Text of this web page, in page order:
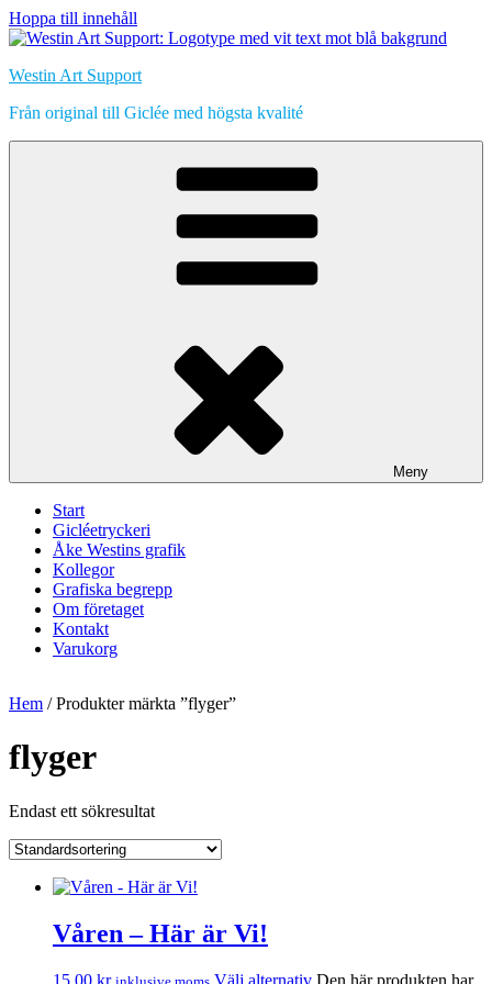
Hoppa till innehåll
Westin Art Support
Från original till Giclée med högsta kvalité
Meny
Start
Gicléetryckeri
Åke Westins grafik
Kollegor
Grafiska begrepp
Om företaget
Kontakt
Varukorg
Hem / Produkter märkta ”flyger”
flyger
Endast ett sökresultat
Våren – Här är Vi!
15,00 kr Välj alternativ Den här produkten har